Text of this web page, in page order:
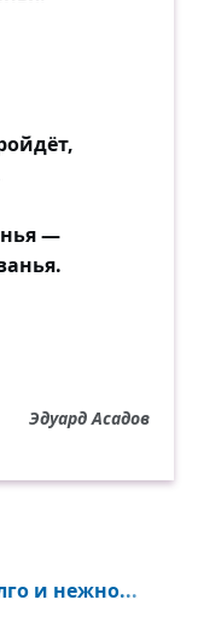
взрыв!»
—
Эдуард Асадов
и нежно...